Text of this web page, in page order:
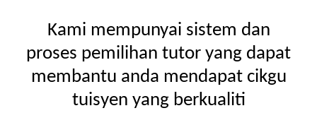
Kami mempunyai sistem dan
proses pemilihan tutor yang dapat
membantu anda mendapat cikgu
tuisyen yang berkualiti